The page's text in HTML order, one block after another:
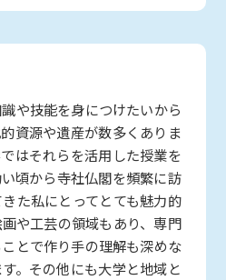
や技能を身につけたいから
資源や遺産が数多くありま
はそれらを活用した授業を
頃から寺社仏閣を頻繁に訪
た私にとってとても魅力的
や工芸の領域もあり、専門
とで作り手の理解も深めな
。その他にも大学と地域と